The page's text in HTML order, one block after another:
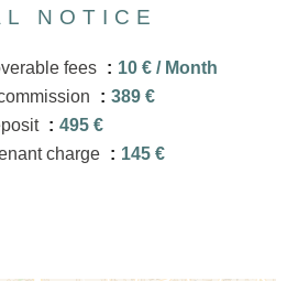
NOTICE
fees
10 € / Month
389 €
495 €
charge
145 €